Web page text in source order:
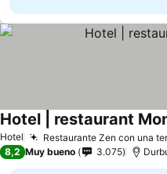
Hotel Restaurante Zen con una
Hotel | restaurant
8,2 Muy bueno 3.075